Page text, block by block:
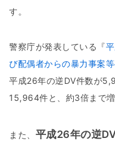
す。
警察庁が発表している『
び配偶者からの暴力事案
平成26年の逆DV件数が
15,964件と、約3倍まで増
また、 平成26年の逆